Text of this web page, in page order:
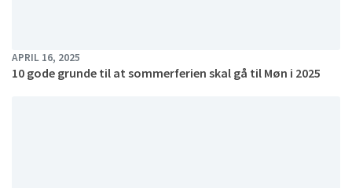
APRIL 16, 2025
10 gode grunde til at sommerferien skal gå til Møn i 2025